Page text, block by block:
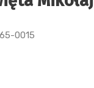
0015